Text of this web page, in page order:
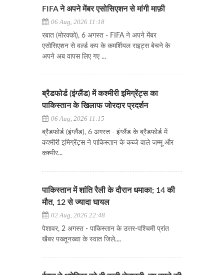
FIFA ने अपने मेंबर एसोसिएशन से मांगी माफ़ी
06 Aug, 2026 11:18
रबात (मोरक्को), 6 अगस्त - FIFA ने अपने मेंबर
एसोसिएशन से वर्ल्ड कप के कमर्शियल राइट्स बेचने के
अपने अब वापस लिए गए ...
ब्रैडफोर्ड (इंग्लैंड) में कश्मीरी इमिग्रेंट्स का
पाकिस्तान के खिलाफ जोरदार प्रदर्शन
06 Aug, 2026 11:15
ब्रैडफोर्ड (इंग्लैंड), 6 अगस्त - इंग्लैंड के ब्रैडफोर्ड में
कश्मीरी इमिग्रेंट्स ने पाकिस्तान के कब्जे वाले जम्मू और
कश्मीर...
पाकिस्तान में शांति रैली के दौरान धमाका; 14 की
मौत, 12 से ज्यादा घायल
02 Aug, 2026 22:48
पेशावर, 2 अगस्त - पाकिस्तान के उत्तर-पश्चिमी प्रांत
खैबर पख्तूनख्वा के स्वात जिले....